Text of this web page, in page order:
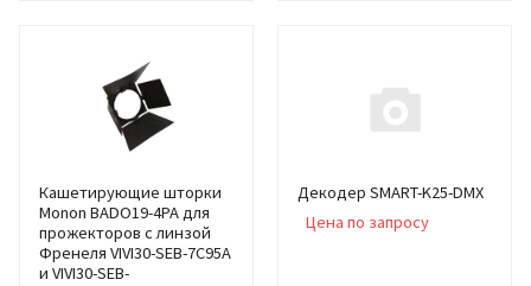
Кашетирующие шторки
Monon BADO19-4PA для
прожекторов с линзой
Френеля VIVI30-SEB-7C95A
и VIVI30-SEB-
Декодер SMART-K25-DMX
Цена по запросу